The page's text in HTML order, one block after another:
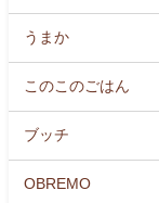
うまか
このこのごはん
ブッチ
OBREMO